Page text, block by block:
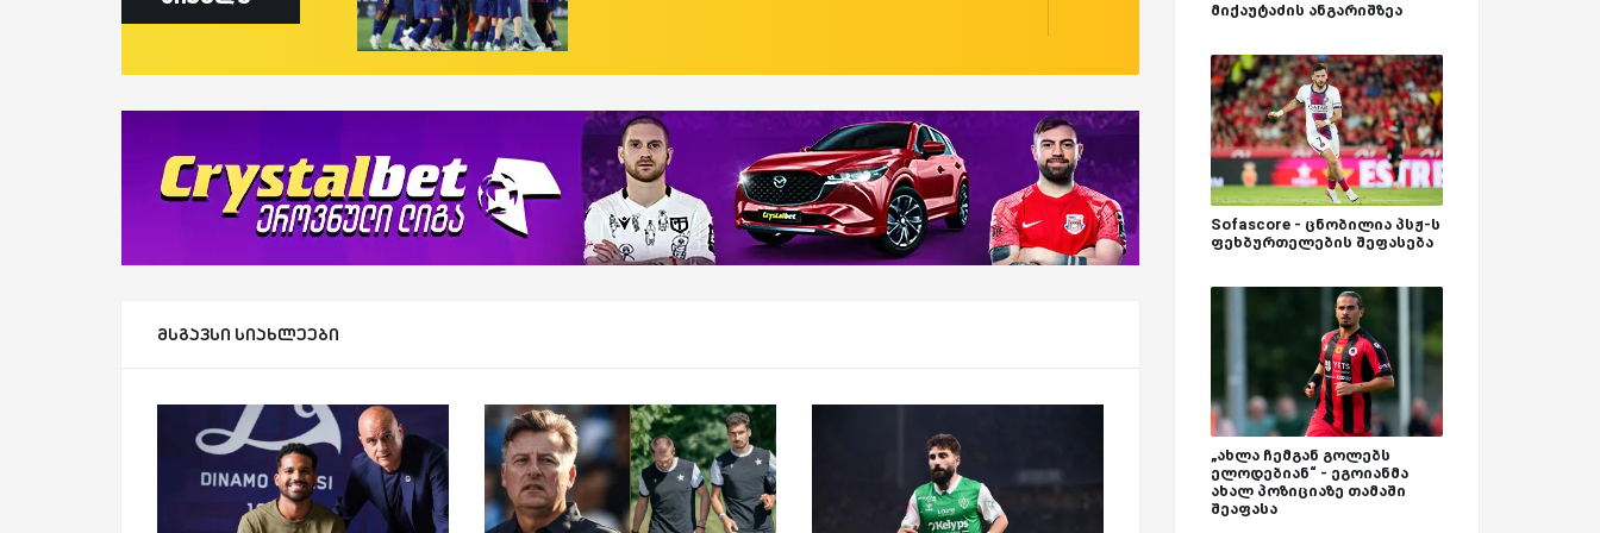
მსგავსი სიახლეები
მიქაუტაძის ანგარიშზეა
Sofascore - ცნობილია პსჟ-ს
ფეხბურთელების შეფასება
„ახლა ჩემგან გოლებს
ელოდებიან“ - ეგოიანმა
ახალ პოზიციაზე თამაში
შეაფასა